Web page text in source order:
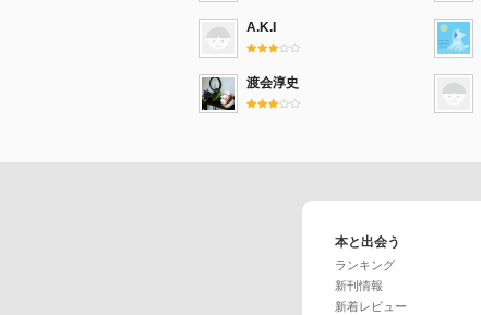
A.K.I
渡会淳史
本と出会う
ランキング
新刊情報
新着レビュー